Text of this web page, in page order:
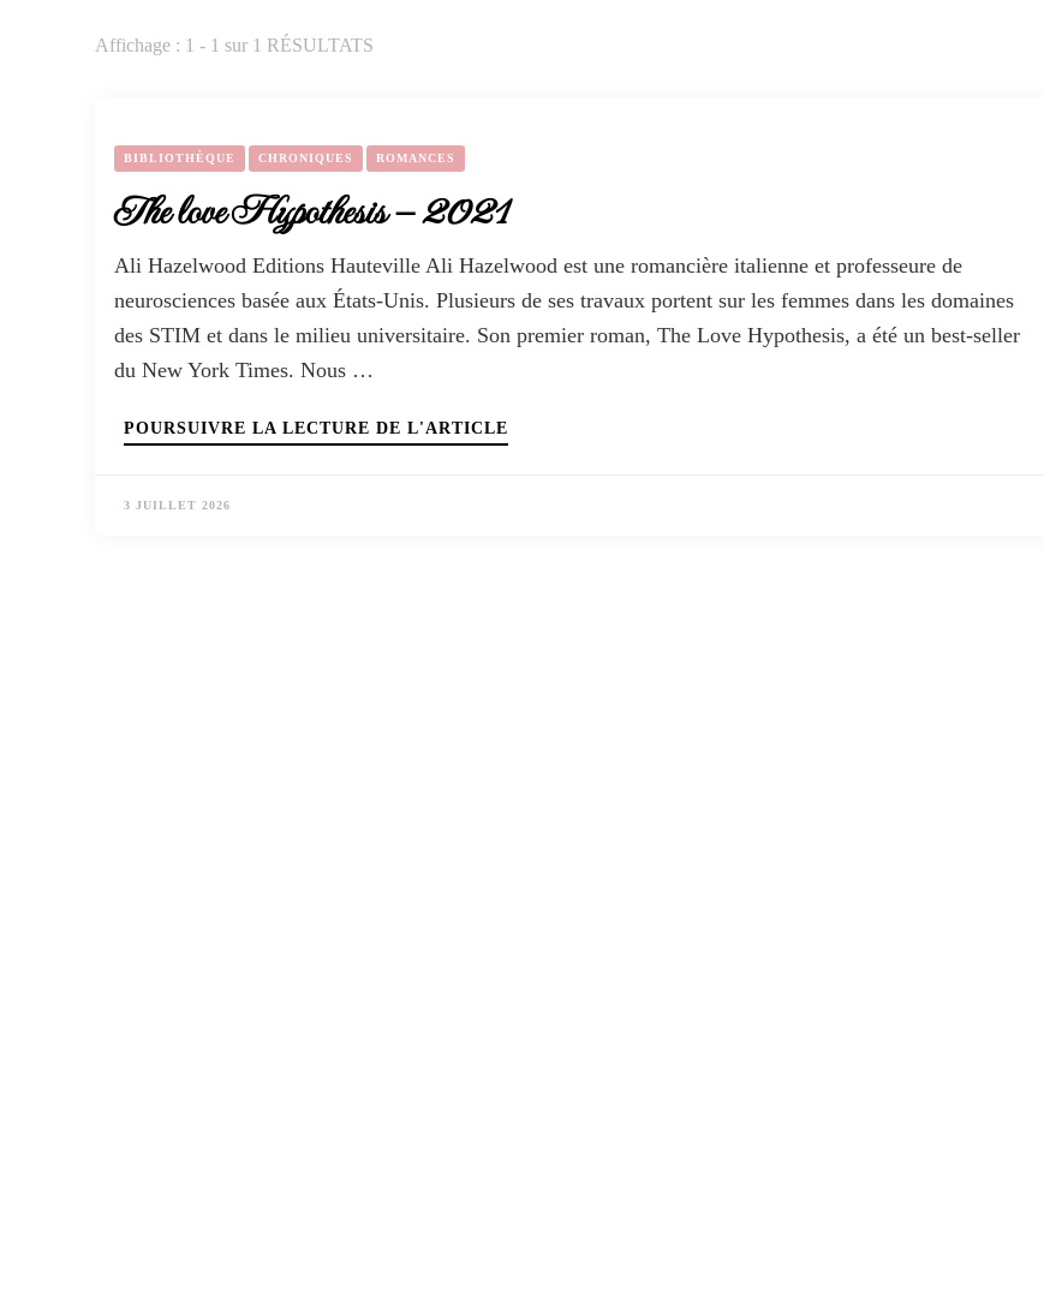
Affichage : 1 - 1 sur 1 RÉSULTATS
BIBLIOTHÈQUE CHRONIQUES ROMANCES
The love Hypothesis – 2021
Ali Hazelwood Editions Hauteville Ali Hazelwood est une romancière italienne et professeure de
neurosciences basée aux États-Unis. Plusieurs de ses travaux portent sur les femmes dans les domaines
des STIM et dans le milieu universitaire. Son premier roman, The Love Hypothesis, a été un best-seller
du New York Times. Nous …
POURSUIVRE LA LECTURE DE L'ARTICLE
3 JUILLET 2026